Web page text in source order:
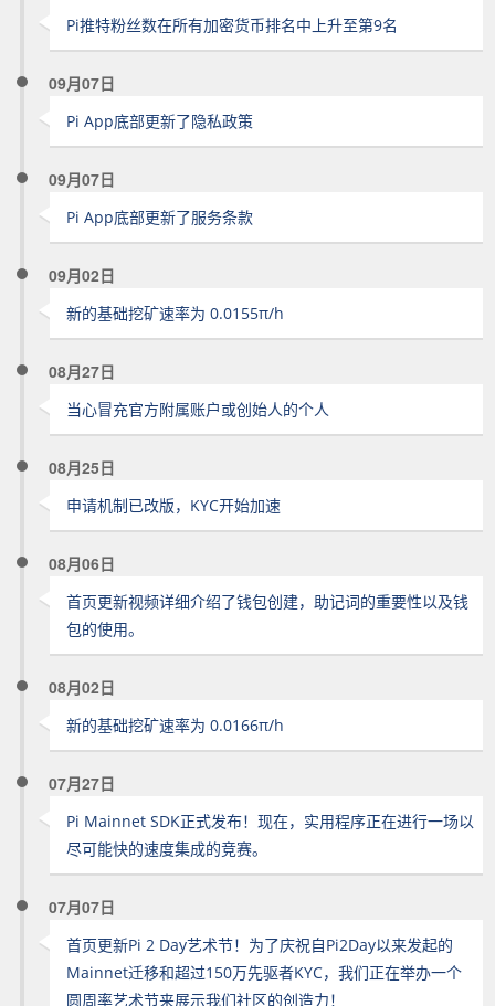
Pi推特粉丝数在所有加密货币排名中上升至第9名
09月07日
Pi App底部更新了隐私政策
09月07日
Pi App底部更新了服务条款
09月02日
新的基础挖矿速率为 0.0155π/h
08月27日
当心冒充官方附属账户或创始人的个人
08月25日
申请机制已改版，KYC开始加速
08月06日
首页更新视频详细介绍了钱包创建，助记词的重要性以及钱
包的使用。
08月02日
新的基础挖矿速率为 0.0166π/h
07月27日
Pi Mainnet SDK正式发布！现在，实用程序正在进行一场以
尽可能快的速度集成的竞赛。
07月07日
首页更新Pi 2 Day艺术节！为了庆祝自Pi2Day以来发起的
Mainnet迁移和超过150万先驱者KYC，我们正在举办一个
圆周率艺术节来展示我们社区的创造力！